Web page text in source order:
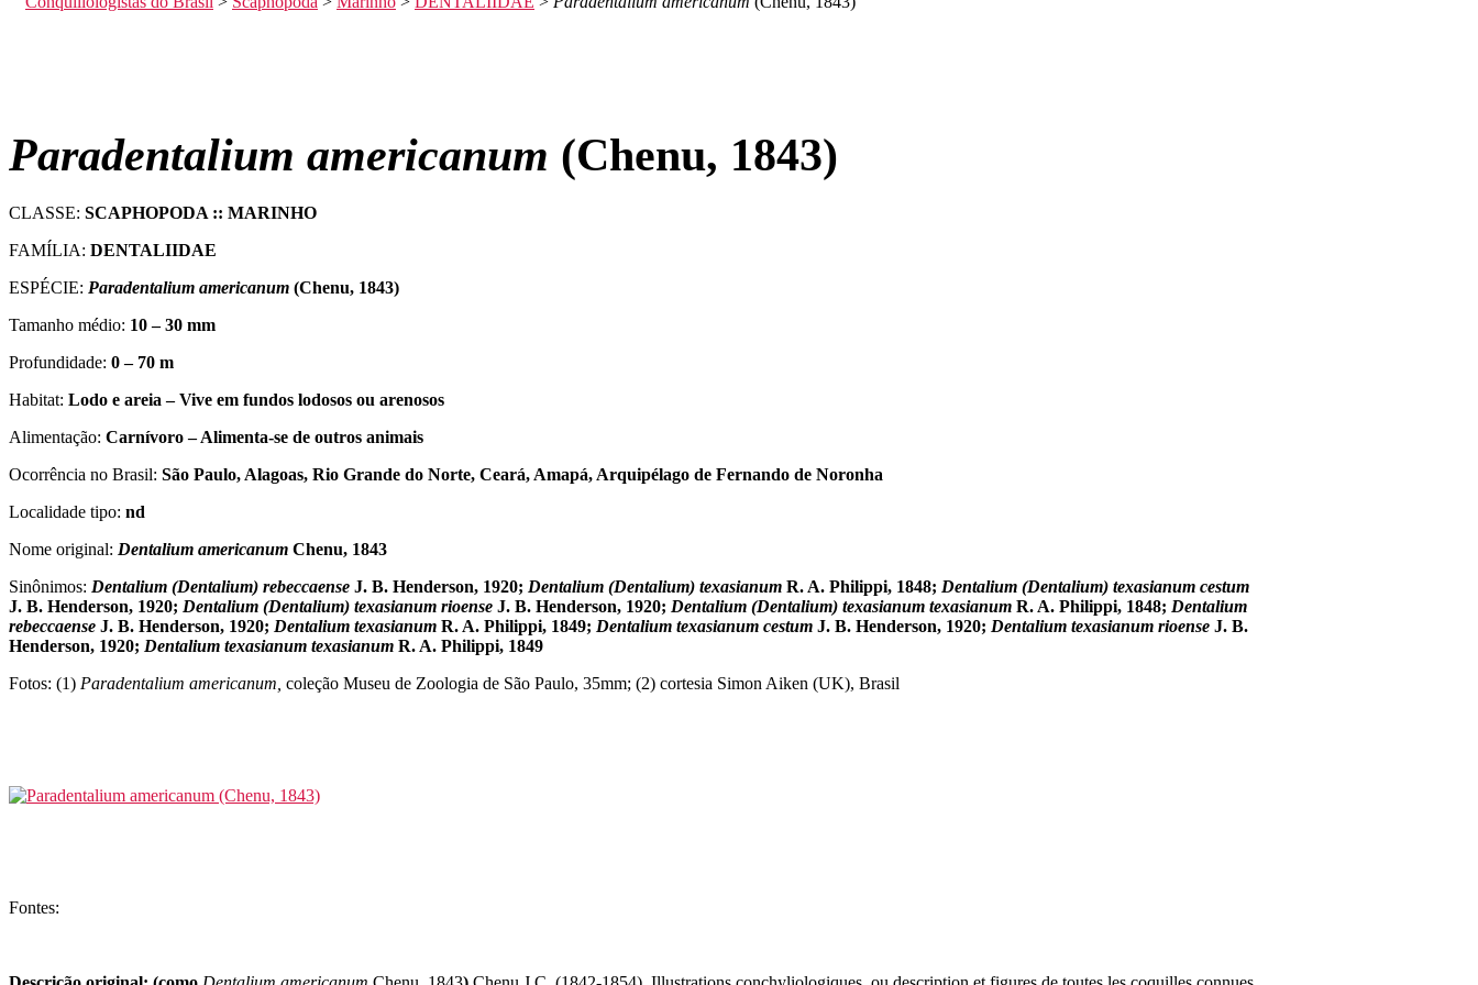
Paradentalium americanum (Chenu, 1843)
CLASSE: SCAPHOPODA :: MARINHO
FAMÍLIA: DENTALIIDAE
ESPÉCIE: Paradentalium americanum (Chenu, 1843)
Tamanho médio: 10 – 30 mm
Profundidade: 0 – 70 m
Habitat: Lodo e areia – Vive em fundos lodosos ou arenosos
Alimentação: Carnívoro – Alimenta-se de outros animais
Ocorrência no Brasil: São Paulo, Alagoas, Rio Grande do Norte, Ceará, Amapá, Arquipélago de Fernando de Noronha
Localidade tipo: nd
Nome original: Dentalium americanum Chenu, 1843
Sinônimos: Dentalium (Dentalium) rebeccaense J. B. Henderson, 1920; Dentalium (Dentalium) texasianum R. A. Philippi, 1848; Dentalium (Dentalium) texasianum cestum
J. B. Henderson, 1920; Dentalium (Dentalium) texasianum rioense J. B. Henderson, 1920; Dentalium (Dentalium) texasianum texasianum R. A. Philippi, 1848; Dentalium
rebeccaense J. B. Henderson, 1920; Dentalium texasianum R. A. Philippi, 1849; Dentalium texasianum cestum J. B. Henderson, 1920; Dentalium texasianum rioense J. B.
Henderson, 1920; Dentalium texasianum texasianum R. A. Philippi, 1849
Fotos: (1) Paradentalium americanum, coleção Museu de Zoologia de São Paulo, 35mm; (2) cortesia Simon Aiken (UK), Brasil
Fontes: